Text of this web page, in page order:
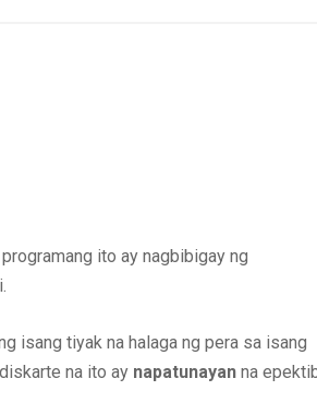
ito ay nagbibigay ng
isang tiyak na halaga ng pera sa isang
na ito ay napatunayan na